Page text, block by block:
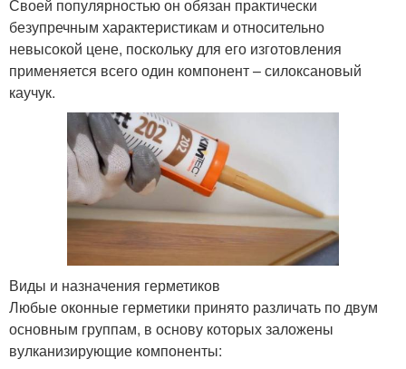
Своей популярностью он обязан практически
безупречным характеристикам и относительно
невысокой цене, поскольку для его изготовления
применяется всего один компонент – силоксановый
каучук.
Виды и назначения герметиков
Любые оконные герметики принято различать по двум
основным группам, в основу которых заложены
вулканизирующие компоненты: